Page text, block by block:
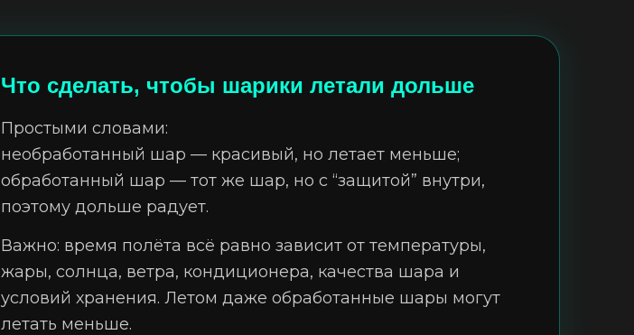
Что сделать, чтобы шарики летали дольше
Простыми словами:
необработанный шар — красивый, но летает меньше;
обработанный шар — тот же шар, но с “защитой” внутри,
поэтому дольше радует.
Важно: время полёта всё равно зависит от температуры,
жары, солнца, ветра, кондиционера, качества шара и
условий хранения. Летом даже обработанные шары могут
летать меньше.